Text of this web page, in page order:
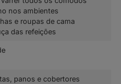
nos ambientes
e roupas de cama
das refeições
panos e cobertores